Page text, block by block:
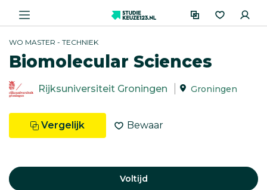
WO MASTER - TECHNIEK
Biomolecular Sciences
Rijksuniversiteit Groningen Groningen
Vergelijk Bewaar
Voltijd